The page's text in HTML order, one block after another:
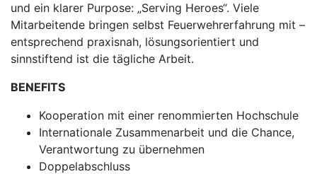
und ein klarer Purpose: „Serving Heroes“. Viele
Mitarbeitende bringen selbst Feuerwehrerfahrung mit –
entsprechend praxisnah, lösungsorientiert und
sinnstiftend ist die tägliche Arbeit.
BENEFITS
Kooperation mit einer renommierten Hochschule
Internationale Zusammenarbeit und die Chance,
Verantwortung zu übernehmen
Doppelabschluss